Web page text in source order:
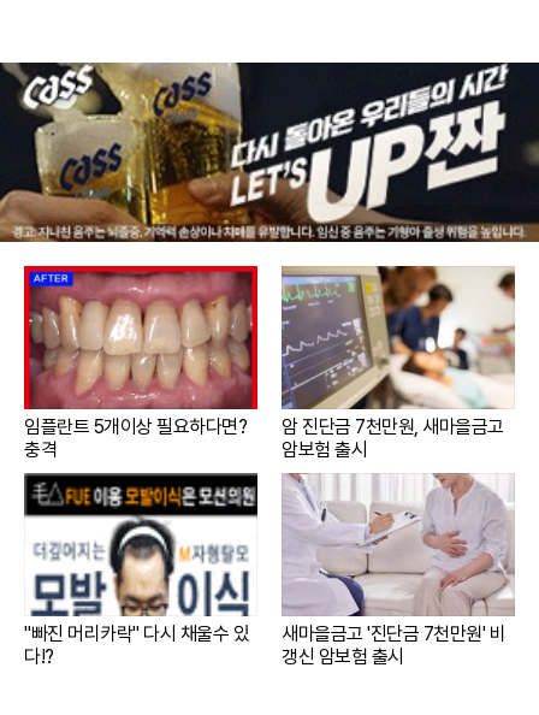
임플란트 5개이상 필요하다면?
충격
암 진단금 7천만원, 새마을금고
암보험 출시
"빠진 머리카락" 다시 채울수 있
다!?
새마을금고 '진단금 7천만원' 비
갱신 암보험 출시